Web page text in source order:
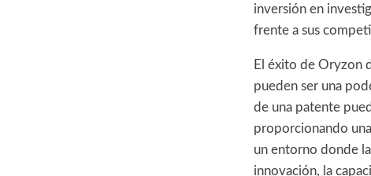
inversión en
frente a sus
El éxito de Oryzon
pueden ser una
de una patente
proporcionando
un entorno donde
innovación, la